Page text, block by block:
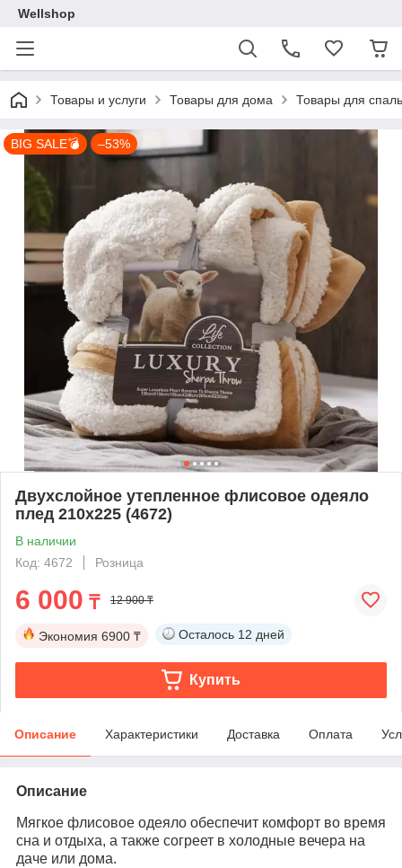
Wellshop
Товары и услуги Товары для дома Товары для
BIG SALE💣 –53%
Двухслойное утепленное флисовое одеяло
плед 210х225 (4672)
В наличии
Код: 4672
Розница
6 000 ₸ 12 900 ₸
Экономия 6900 ₸ Осталось 12 дней
Купить
Описание Характеристики Доставка Оплата
Описание
Мягкое флисовое одеяло обеспечит комфорт во время
сна и отдыха, а также согреет в холодные вечера на
даче или дома.